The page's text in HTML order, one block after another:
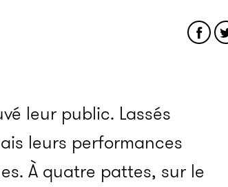
leur public. Lassés
leurs performances
À quatre pattes, sur le